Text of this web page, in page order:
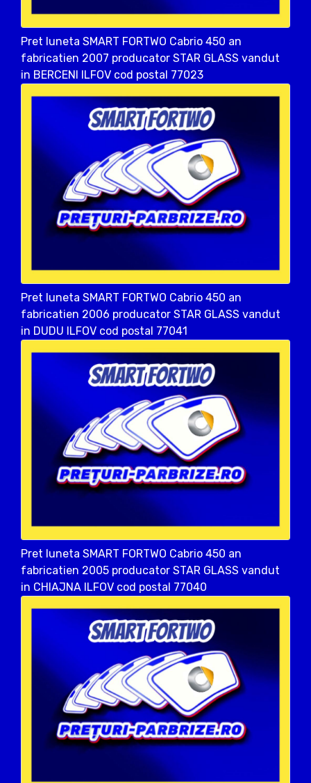
Pret luneta SMART FORTWO Cabrio 450 an
fabricatien 2007 producator STAR GLASS vandut
in BERCENI ILFOV cod postal 77023
Pret luneta SMART FORTWO Cabrio 450 an
fabricatien 2006 producator STAR GLASS vandut
in DUDU ILFOV cod postal 77041
Pret luneta SMART FORTWO Cabrio 450 an
fabricatien 2005 producator STAR GLASS vandut
in CHIAJNA ILFOV cod postal 77040